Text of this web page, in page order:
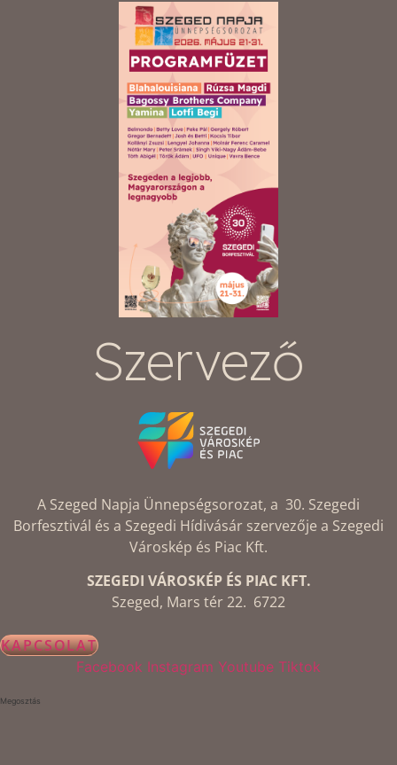
Szervező
A Szeged Napja Ünnepségsorozat, a 30. Szegedi
Borfesztivál és a Szegedi Hídivásár szervezője a Szegedi
Városkép és Piac Kft.
SZEGEDI VÁROSKÉP ÉS PIAC KFT.
Szeged, Mars tér 22. 6722
KAPCSOLAT
Facebook Instagram Youtube Tiktok
Megosztás